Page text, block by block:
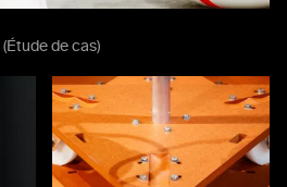
(Étude de cas)